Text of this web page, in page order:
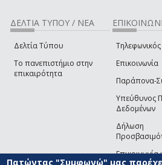
ΔΕΛΤΙΑ ΤΥΠΟΥ / ΝΕΑ
Δελτία Τύπου
Το πανεπιστήμιο στην
επικαιρότητα
Επικοινωνία
Παράπονα-
Υπεύθυνος
Δεδομένων
Δήλωση
Πατώντας "Συμφωνώ" μας